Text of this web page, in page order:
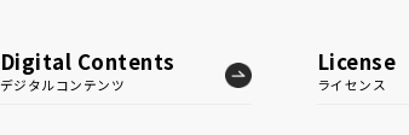
Digital Contents
デジタルコンテンツ
License
ライセンス